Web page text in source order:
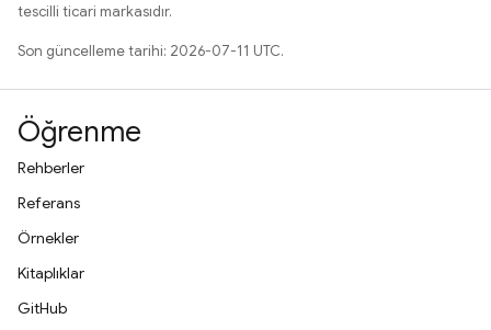
tescilli ticari markasıdır.
Son güncelleme tarihi: 2026-07-11 UTC.
Öğrenme
Rehberler
Referans
Örnekler
Kitaplıklar
GitHub